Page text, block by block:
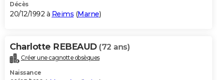
Décès
20/12/1992 à Reims (Marne)
Charlotte REBEAUD (72 ans)
Créer une cagnotte obsèques
Naissance